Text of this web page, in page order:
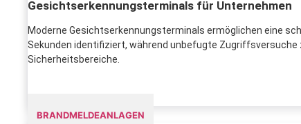
Gesichtserkennungsterminals für Unternehmen
Moderne Gesichtserkennungsterminals ermöglichen eine
Sekunden identifiziert, während unbefugte Zugriffsversuche
Sicherheitsbereiche.
BRANDMELDEANLAGEN